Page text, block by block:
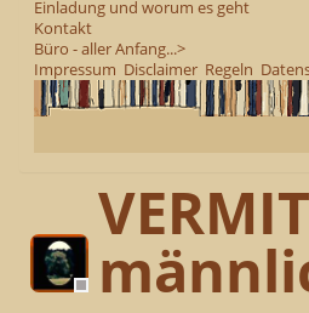
Einladung und worum es geht
Kontakt
Büro - aller Anfang...>
Impressum Disclaimer Regeln